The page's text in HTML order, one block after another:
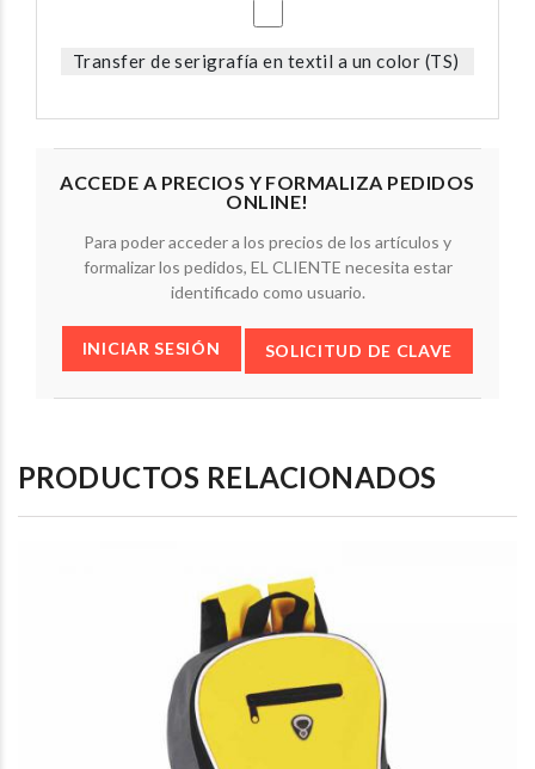
Transfer de serigrafía en textil a un color (TS)
ACCEDE A PRECIOS Y FORMALIZA PEDIDOS
ONLINE!
Para poder acceder a los precios de los artículos y
formalizar los pedidos, EL CLIENTE necesita estar
identificado como usuario.
INICIAR SESIÓN SOLICITUD DE CLAVE
PRODUCTOS RELACIONADOS